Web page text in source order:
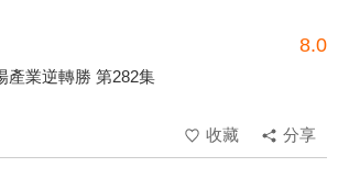
8.0
產業逆轉勝 第282集
收藏
分享